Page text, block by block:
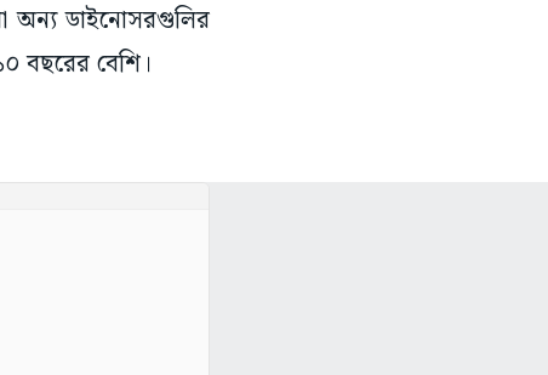
অন্য ডাইনোসরগুলির
বছরের বেশি।